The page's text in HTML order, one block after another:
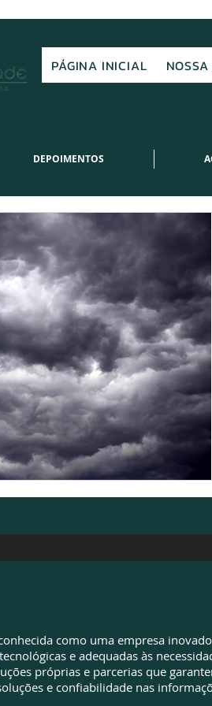
PÁGINA INICIAL
DEPOIMENTOS
como uma empresa
e adequadas às
próprias e parcerias que
e confiabilidade nas